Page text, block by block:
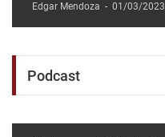
Edgar Mendoza - 01/03/2023
Podcast